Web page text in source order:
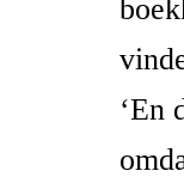
‘En